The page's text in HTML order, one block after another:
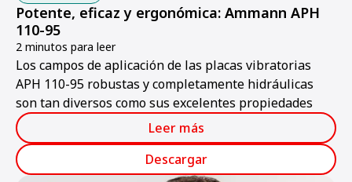
Potente, eficaz y ergonómica: Ammann APH
110-95
2 minutos para leer
Los campos de aplicación de las placas vibratorias
APH 110-95 robustas y completamente hidráulicas
son tan diversos como sus excelentes propiedades
Leer más
Descargar